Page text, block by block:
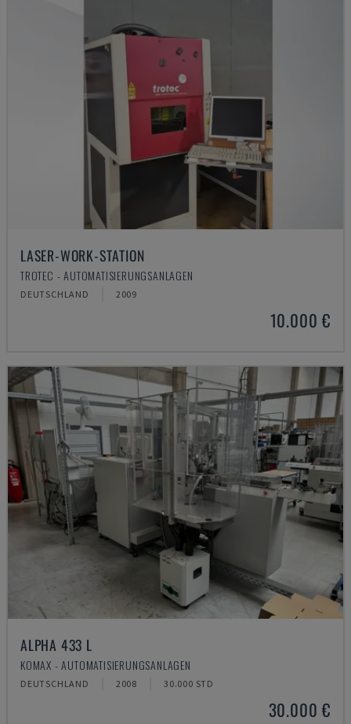
LASER-WORK-STATION
TROTEC - AUTOMATISIERUNGSANLAGEN
DEUTSCHLAND 2009
10.000 €
ALPHA 433 L
KOMAX - AUTOMATISIERUNGSANLAGEN
DEUTSCHLAND 2008 30.000 STD
30.000 €